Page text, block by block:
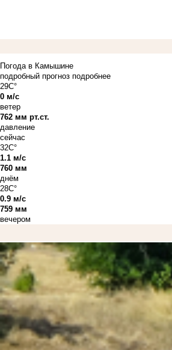
Погода в Камышине
подробный прогноз подробнее
29C°
0 м/с
ветер
762 мм рт.ст.
давление
сейчас
32C°
1.1 м/с
760 мм
днём
28C°
0.9 м/с
759 мм
вечером